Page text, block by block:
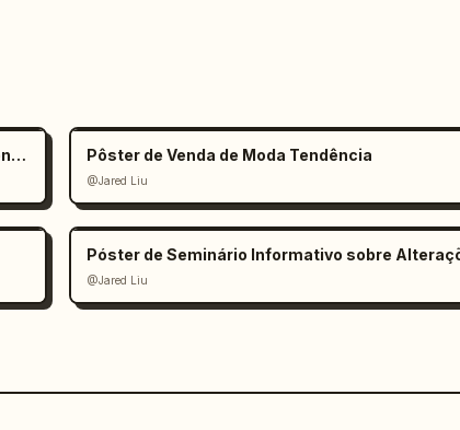
Póster Divertido e Educacional para Feira de Ciências Infantil Pôster de Venda de Moda Tendência
@Jared Liu
@Jared Liu